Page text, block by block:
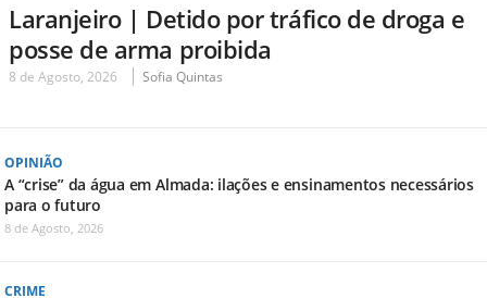
Laranjeiro | Detido por tráfico de droga e
posse de arma proibida
8 de Agosto, 2026 Sofia Quintas
OPINIÃO
A “crise” da água em Almada: ilações e ensinamentos necessários
para o futuro
8 de Agosto, 2026
CRIME